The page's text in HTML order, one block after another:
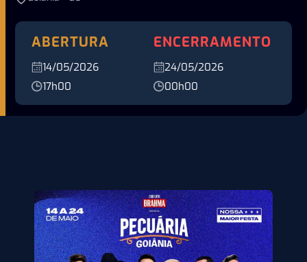
ABERTURA
14/05/2026
17h00
ENCERRAMENTO
24/05/2026
00h00